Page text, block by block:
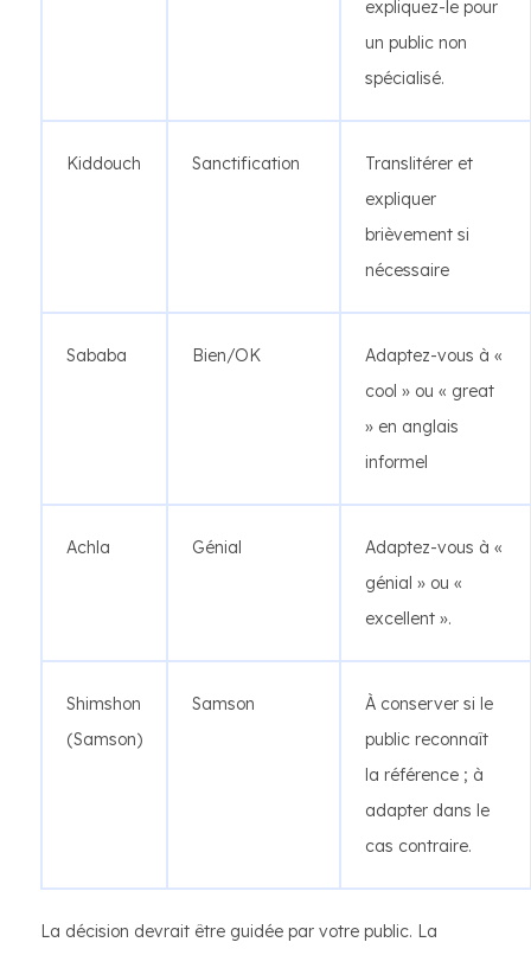
expliquez-le pour
un public non
spécialisé.
Kiddouch Sanctification
Translitérer et
expliquer
brièvement si
nécessaire
Sababa Bien/OK
Adaptez-vous à «
cool » ou « great
» en anglais
informel
Achla Génial
Adaptez-vous à «
génial » ou «
excellent ».
Shimshon
(Samson)
Samson
À conserver si le
public reconnaît
la référence ; à
adapter dans le
cas contraire.
La décision devrait être guidée par votre public. La